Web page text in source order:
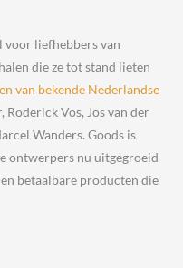
voor liefhebbers van
die ze tot stand lieten
van bekende Nederlandse
Roderick Vos, Jos van der
Wanders. Goods is
ontwerpers nu uitgegroeid
betaalbare producten die